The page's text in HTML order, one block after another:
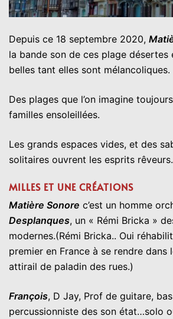
Depuis ce 18 septembre 2020,
la bande son de ces plage désertes
belles tant elles sont mélancoliques.
Des plages que l’on imagine
familles ensoleillées.
Les grands espaces vides, et des
solitaires ouvrent les esprits rêveurs.
MILLES ET UNE CRÉATIONS
Matière Sonore c’est un homme
Desplanques, un « Rémi Bricka »
modernes.(Rémi Bricka.. Oui
premier en France à se rendre dans
attirail de paladin des rues.)
François, D Jay, Prof de guitare,
percussionniste des son état…solo